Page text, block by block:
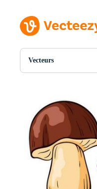
Vecteurs
Toutes Images
PSDs
SVGs
Modèles
Vecteurs
Vidéos
Motion graphics
Images Éditoriales
Événements